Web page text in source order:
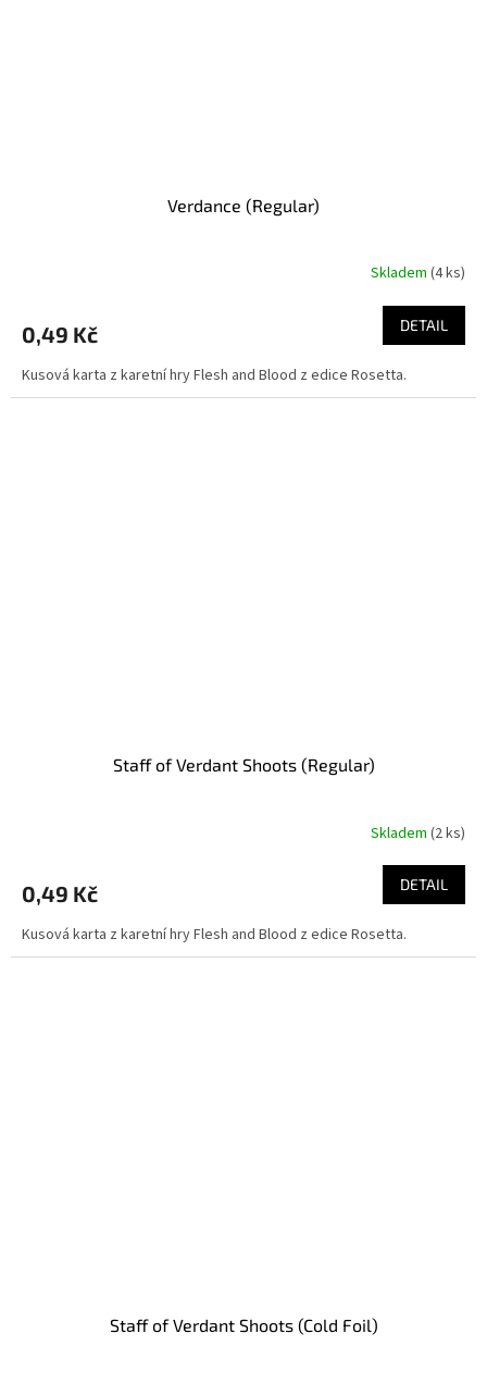
Verdance (Regular)
Skladem (4 ks)
0,49 Kč DETAIL
Kusová karta z karetní hry Flesh and Blood z edice Rosetta.
Staff of Verdant Shoots (Regular)
Skladem (2 ks)
0,49 Kč DETAIL
Kusová karta z karetní hry Flesh and Blood z edice Rosetta.
Staff of Verdant Shoots (Cold Foil)